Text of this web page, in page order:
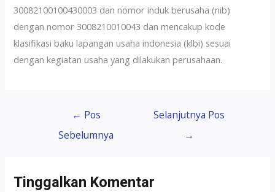
30082100100430003 dan nomor induk berusaha (nib)
dengan nomor 3008210010043 dan mencakup kode
klasifikasi baku lapangan usaha indonesia (klbi) sesuai
dengan kegiatan usaha yang dilakukan perusahaan.
← Pos
Sebelumnya
Selanjutnya Pos
→
Tinggalkan Komentar